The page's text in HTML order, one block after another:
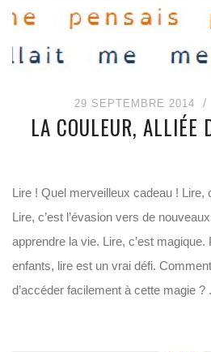
29 SEPTEMBRE 2014
LA COULEUR, ALLIÉE
Lire ! Quel merveilleux cadeau ! Lire,
Lire, c’est l’évasion vers de
apprendre la vie. Lire, c’est
enfants, lire est un vrai défi.
d’accéder facilement à cette magie ?